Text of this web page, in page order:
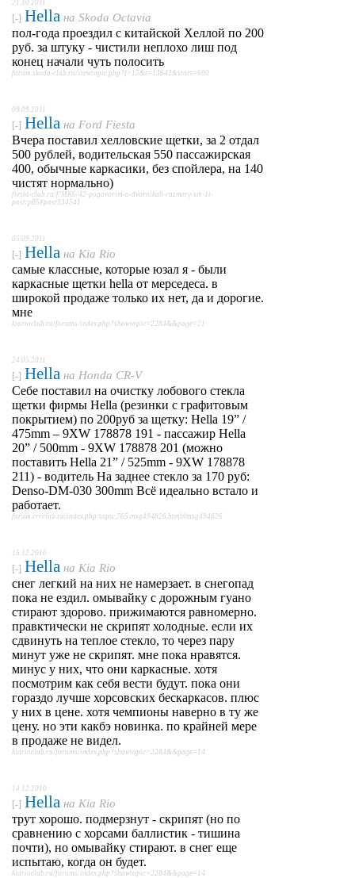
21.10.2011
[-] Hella на Skoda Octavia
пол-года проездил с китайской Хеллой по 200
руб. за штуку - чистили неплохо лиш под
конец начали чуть полосить
forum.skoda-club.ru/viewtopic.php?f=15&t=13642&start=600
09.09.2011
[-] Hella на Ford Fiesta
Вчера поставил хелловские щетки, за 2 отдал
500 рублей, водительская 550 пассажирская
400, обычные каркасики, без спойлера, на 140
чистят нормально)
fiesta-club.ru/f/MK6/42-pogovorim-o-dvornikah-razmery-sm-1i-
post/p85#post334541
05.09.2011
[-] Hella на Kia Rio
самые классные, которые юзал я - были
каркасные щетки hella от мерседеса. в
широкой продаже только их нет, да и дорогие.
мне
kiarioclub.ru/forums/index.php?showtopic=2284&&page=21
24.05.2011
[-] Hella на Honda CR-V
Себе поставил на очистку лобового стекла
щетки фирмы Hella (резинки с графитовым
покрытием) по 200руб за щетку: Hella 19” /
475mm – 9XW 178878 191 - пассажир Hella
20” / 500mm - 9XW 178878 201 (можно
поставить Hella 21” / 525mm - 9XW 178878
211) - водитель На заднее стекло за 170 руб:
Denso-DM-030 300mm Всё идеально встало и
работает.
forum.crvclub.ru/index.php/topic,765.msg494826.html#msg494826
15.12.2010
[-] Hella на Kia Rio
снег легкий на них не намерзает. в снегопад
пока не ездил. омывайку с дорожным гуано
стирают здорово. прижимаются равномерно.
правктически не скрипят холодные. если их
сдвинуть на теплое стекло, то через пару
минут уже не скрипят. мне пока нравятся.
минус у них, что они каркасные. хотя
посмотрим как себя вести будут. пока они
гораздо лучше хорсовских бескаркасов. плюс
у них в цене. хотя чемпионы наверно в ту же
цену. но эти какбэ новинка. по крайней мере
в продаже не видел.
kiarioclub.ru/forums/index.php?showtopic=2284&&page=14
14.12.2010
[-] Hella на Kia Rio
трут хорошо. подмерзнут - скрипят (но по
сравнению с хорсами баллистик - тишина
почти), но омывайку стирают. в снег еще
испытаю, когда он будет.
kiarioclub.ru/forums/index.php?showtopic=2284&&page=14